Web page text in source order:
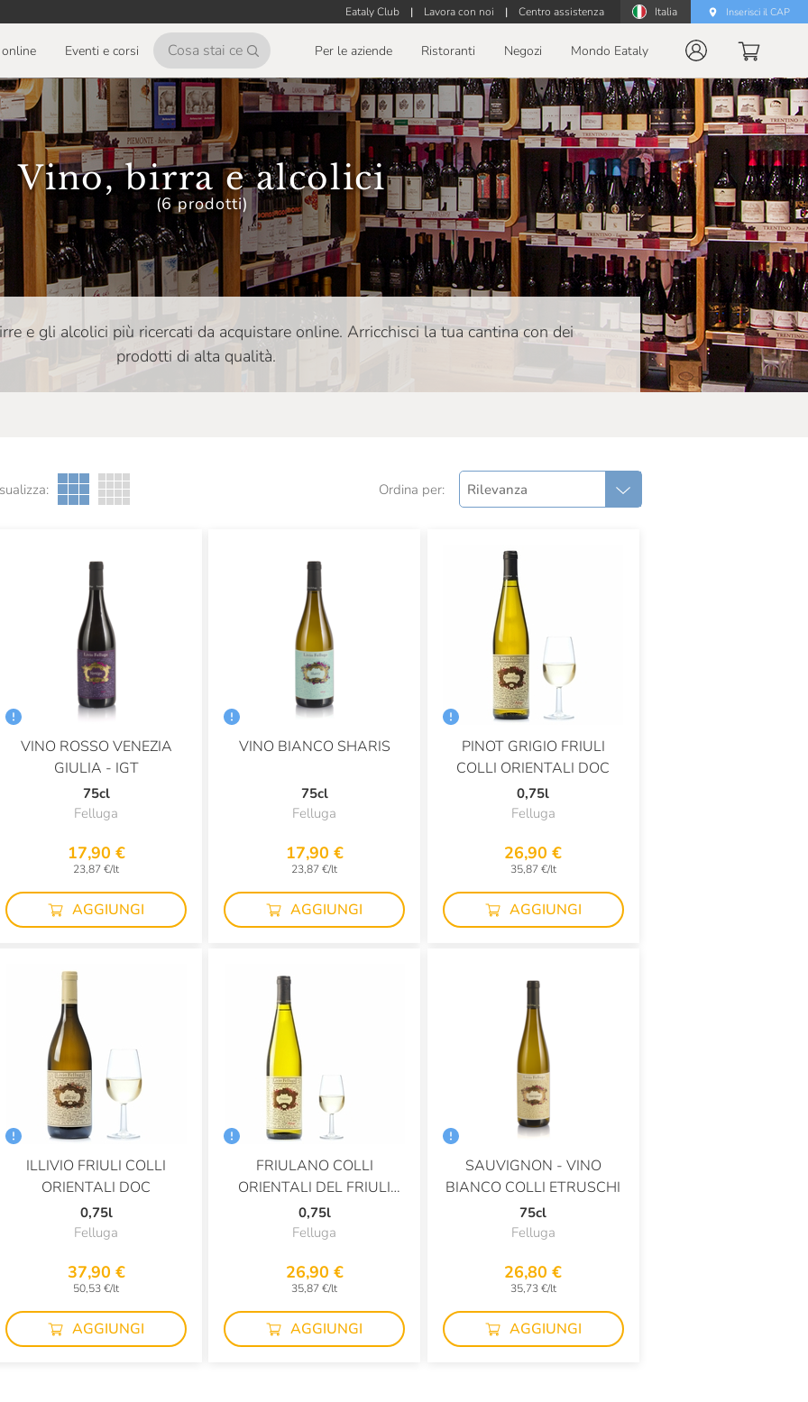
Eataly Club | Lavora con noi | Centro assistenza Italia Inserisci il CAP
Eventi e corsi Per le aziende Ristoranti Negozi Mondo Eataly
Vino, birra e alcolici
(6 prodotti)
e gli alcolici più ricercati da acquistare online. Arricchisci la tua cantina con dei
prodotti di alta qualità.
Ordina per: Rilevanza
VINO ROSSO VENEZIA
GIULIA - IGT
75cl
Felluga
17,90 €
23,87 €/lt
AGGIUNGI
VINO BIANCO SHARIS
75cl
Felluga
17,90 €
23,87 €/lt
AGGIUNGI
PINOT GRIGIO FRIULI
COLLI ORIENTALI DOC
0,75l
Felluga
26,90 €
35,87 €/lt
AGGIUNGI
ILLIVIO FRIULI COLLI
ORIENTALI DOC
0,75l
Felluga
37,90 €
50,53 €/lt
AGGIUNGI
FRIULANO COLLI
ORIENTALI DEL FRIULI
DOC
0,75l
Felluga
26,90 €
35,87 €/lt
AGGIUNGI
SAUVIGNON - VINO
BIANCO COLLI ETRUSCHI
75cl
Felluga
26,80 €
35,73 €/lt
AGGIUNGI